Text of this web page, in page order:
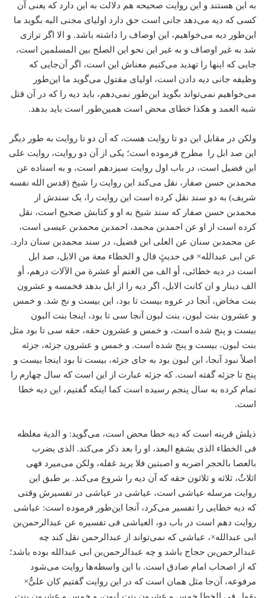
به این هستند و این روایت صحیحه هم دلالت به این دارد که یعنی آن
کسی که دیه می‌دهد جانی است حق دارد اولیای مجنی الیه بگوید ما
این‌طور دیه می‌خواهیم، این اوصاف را داشته باشد. و الا اگر ترازی
شد به غیر اوصاف و به غیر این نحو این الصلح بین المسلمین است،
جایی که اینها را تهدید می‌کنیم معناش این است، اگر آن‌جایی که
وظیفه جانی دیه دادن است، اولیای مقتول می‌گوید ما این‌‌طور
می‌خواهیم نمی‌تواند بگوید این‌طور نمی‌دهم، باید دیه را که در آن قتل
شبه العمد و هکذا خطای محض است همین‌طور است باید بدهد.
ولکن در مقابل این دو تا روایت هست، که آن دو تا روایت به طور دیگر
این صد ابل را مطرح فرموده است؛ یکی از آن دو روایت، روایت علی
ابن فضیل است، در باب اول روایت سیزدهم است، و به اسناده عن
محمد‌بن حسن صفار، نقل می‌کند این روایت را شیخ (قدس الله نفسه
شریف) به دو سند نقل کرده است این روایت را، یک سندش از
محمد‌بن حسن صفار که سند شیخ به او و کتابش صحیح است، نقل
کرده است از او عن احمد‌بن محمد، احمد‌بن محمد‌بن عیسی است،
عن محمد‌بن سنان عن العلی ابن فضیل، در سند محمد‌بن سنان دارد.
عن ابی عبدالله× فی حدیثٍ قال و الخطاء معة من الابل، صد ابل
است در دیه خطائی، أو الف من الغنم أو عشرة من الآلات درهم، أو
الف دینار و ان کانت الابل، اگر دیه را از ابل بدهد فخمسه و عشرون
بنت مخاض، آنجا در عروه بیست تا بود، این بیست و نج شد. و خمس
و عشرون بنت لبون، بنت لبون آنجا سی تا بود، اینجا بنت البون
بیست و پنج شده است، و خمس و عشرون حقه، حقه سی تا بود مثل
بنت لبون، بیست و پنج شده است. و خمس و عشرون جزئه، جزئه
اصلاً نبود آنجا، ابن لبون بود به جای جزئه، بیست تا بود اینجا بیست و
پنج تا جزئه گفته است. که جزئه عبارت از این است که سال چهارم را
تمام کرده به سال پنجم رسیده است کما اینکه گفتیم، این دیه خطا
است.
ذیلش قرینه است که دیه خطا محض است، می‌گوید: و الدیة مغلظه
فی الخطاء الذی یشفع البعد، او را بعد ذکر می‌کند. الذی یضرب
بالعصا بالحجر اضربه و اصبتین فلا یرید غفله، ولکن می‌میرد فهی
اثلاثٌ، ثلاثه و ثلاثون حقه که آن دیه را شروع می‌کند. بر طبق این
روایت مرسله عیاشی است، عیاشی در عیاشی در تفسیرش وقتی
که دیه خطایی را تفسیر می‌کرد، آنجا این‌طور فرموده است: عیاشی
روایت دهم است در باب دو، العیاشی فی تفسیره عن عبدالرحمن‌بن
ابی عبدالله×، عیاشی که نمی‌تواند از عبدالرحمن نقل کند چه
عبدالرحمن‌بن حجاج باشد و چه عبدالرحمن‌بن ابی عبدالله بوده باشد؛
که از اصحاب امام صادق است. با این واسطه‌ها روایت می‌شود
مرفوعه، آن‌جا مثل همان است که در این روایت گفتیم کان علیٌّ×